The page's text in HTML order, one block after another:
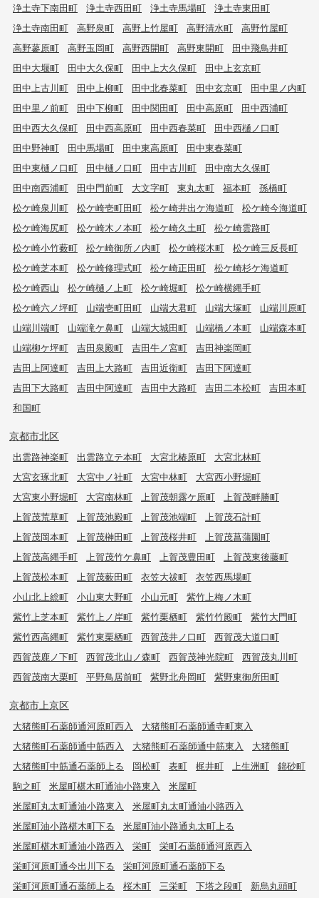
浄土寺下南田町
浄土寺西田町 浄土寺馬場町
浄土寺東田町
浄土寺南田町
高野泉町 高野上竹屋町 高野清水町
高野竹屋町
高野蓼原町
高野玉岡町 高野西開町 高野東開町
田中飛鳥井町
田中大堰町
田中大久保町 田中上大久保町
田中上玄京町
田中上古川町
田中上柳町 田中北春菜町 田中玄京町
田中里ノ内町
田中里ノ前町
田中下柳町 田中関田町 田中高原町
田中西浦町
田中西大久保町
田中西高原町 田中西春菜町
田中西樋ノ口町
田中野神町
田中馬場町 田中東高原町
田中東春菜町
田中東樋ノ口町
田中樋ノ口町 田中古川町
田中南大久保町
田中南西浦町
田中門前町 大文字町 東丸太町 福本町
孫橋町
松ケ崎泉川町
松ケ崎壱町田町 松ケ崎井出ケ海道町
松ケ崎今海道町
松ケ崎海尻町
松ケ崎木ノ本町 松ケ崎久土町
松ケ崎雲路町
松ケ崎小竹薮町
松ケ崎御所ノ内町 松ケ崎桜木町
松ケ崎三反長町
松ケ崎芝本町
松ケ崎修理式町 松ケ崎正田町
松ケ崎杉ケ海道町
松ケ崎西山
松ケ崎樋ノ上町 松ケ崎堀町
松ケ崎横縄手町
松ケ崎六ノ坪町
山端壱町田町 山端大君町 山端大塚町
山端川原町
山端川端町
山端滝ケ鼻町 山端大城田町 山端橋ノ本町
山端森本町
山端柳ケ坪町
吉田泉殿町 吉田牛ノ宮町
吉田神楽岡町
吉田上阿達町
吉田上大路町 吉田近衛町
吉田下阿達町
吉田下大路町
吉田中阿達町 吉田中大路町 吉田二本松町
吉田本町
和国町
京都市北区
出雲路神楽町 出雲路立テ本町 大宮北椿原町
大宮北林町
大宮玄琢北町
大宮中ノ社町 大宮中林町
大宮西小野堀町
大宮東小野堀町
大宮南林町 上賀茂朝露ケ原町
上賀茂畔勝町
上賀茂荒草町
上賀茂池殿町 上賀茂池端町
上賀茂石計町
上賀茂岡本町
上賀茂榊田町 上賀茂桜井町
上賀茂菖蒲園町
上賀茂高縄手町
上賀茂竹ケ鼻町 上賀茂豊田町
上賀茂東後藤町
上賀茂松本町
上賀茂薮田町 衣笠大祓町
衣笠西馬場町
小山北上総町
小山東大野町 小山元町
紫竹上梅ノ木町
紫竹上芝本町
紫竹上ノ岸町 紫竹栗栖町 紫竹竹殿町
紫竹大門町
紫竹西高縄町
紫竹東栗栖町 西賀茂井ノ口町
西賀茂大道口町
西賀茂鹿ノ下町
西賀茂北山ノ森町 西賀茂神光院町
西賀茂丸川町
西賀茂南大栗町
平野鳥居前町 紫野北舟岡町 紫野東御所田町
京都市上京区
大猪熊町石薬師通河原町西入
大猪熊町石薬師通寺町東入
大猪熊町石薬師通中筋西入
大猪熊町石薬師通中筋東入
大猪熊町
大猪熊町中筋通石薬師上る
岡松町 表町 梶井町 上生洲町
錦砂町
駒之町
米屋町椹木町通油小路東入
米屋町
米屋町丸太町通油小路東入
米屋町丸太町通油小路西入
米屋町油小路椹木町下る
米屋町油小路通丸太町上る
米屋町椹木町通油小路西入
栄町
栄町石薬師通河原西入
栄町河原町通今出川下る
栄町河原町通石薬師下る
栄町河原町通石薬師上る
桜木町 三栄町 下塔之段町
新烏丸頭町